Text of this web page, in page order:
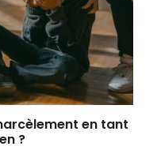
en tant
?